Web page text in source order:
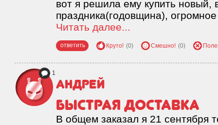
вот я решила ему купить новый,
праздника(годовщина),
Читать далее...
ответить Круто! (0) Смешно! (0)
1
Андрей
Быстрая доставка
В общем заказал я 21 сентября